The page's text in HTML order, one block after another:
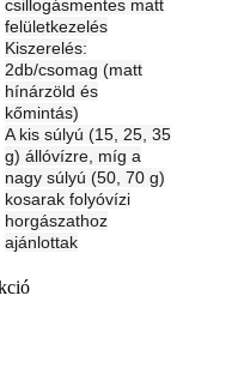
csillogásmentes matt
felületkezelés
Kiszerelés:
2db/csomag (matt
hínárzöld és
kőmintás)
A kis súlyú (15, 25, 35
g) állóvízre, míg a
nagy súlyú (50, 70 g)
kosarak folyóvízi
horgászathoz
ajánlottak